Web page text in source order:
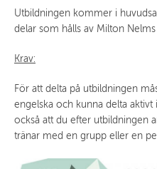
Utbildningen kommer i
delar som hålls av Milton
Krav:
För att delta på utbildningen
engelska och kunna delta aktivt
också att du efter utbildningen
tränar med en grupp eller en